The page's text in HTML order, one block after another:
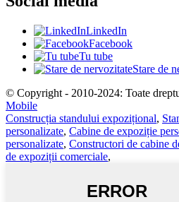
LinkedIn
Facebook
Tu tube
Stare de
© Copyright - 2010-2024: Toate
Mobile
Construcția standului expozițional,
personalizate, Cabine de expoziție
personalizate, Constructori de cabine
de expoziții comerciale,